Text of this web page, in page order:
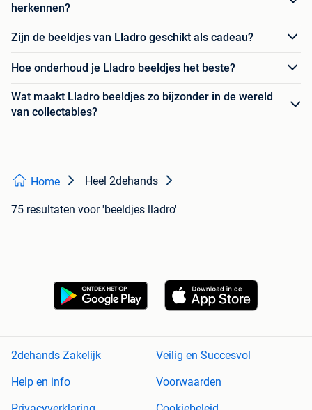
herkennen?
Zijn de beeldjes van Lladro geschikt als cadeau?
Hoe onderhoud je Lladro beeldjes het beste?
Wat maakt Lladro beeldjes zo bijzonder in de wereld
van collectables?
Home Heel 2dehands
75 resultaten voor 'beeldjes lladro'
2dehands Zakelijk
Veilig en Succesvol
Help en info
Voorwaarden